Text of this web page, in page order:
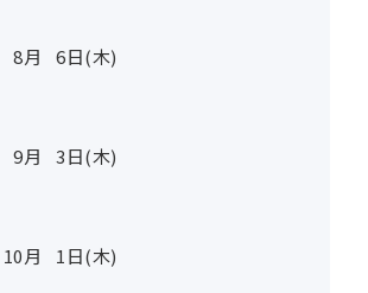
8月 6日(木)
9月 3日(木)
10月 1日(木)